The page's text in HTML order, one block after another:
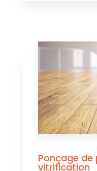
Ponçage
vitrification